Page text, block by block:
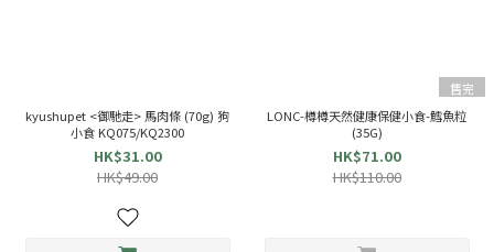
kyushupet <御馳走> 馬肉條 (70g) 狗
小食 KQ075/KQ2300
HK$31.00
HK$49.00
售完
LONC-樽樽天然健康保健小食-鱈魚粒
(35G)
HK$71.00
HK$110.00